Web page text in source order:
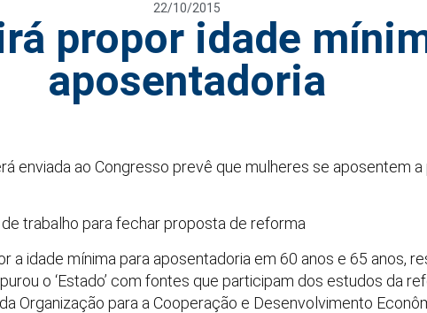
22/10/2015
propor idade
aposentadoria
enviada ao Congresso prevê que mulheres se aposentem
trabalho para fechar proposta de reforma
a idade mínima para aposentadoria em 60 anos e 65 anos,
o ‘Estado’ com fontes que participam dos estudos da
Organização para a Cooperação e Desenvolvimento